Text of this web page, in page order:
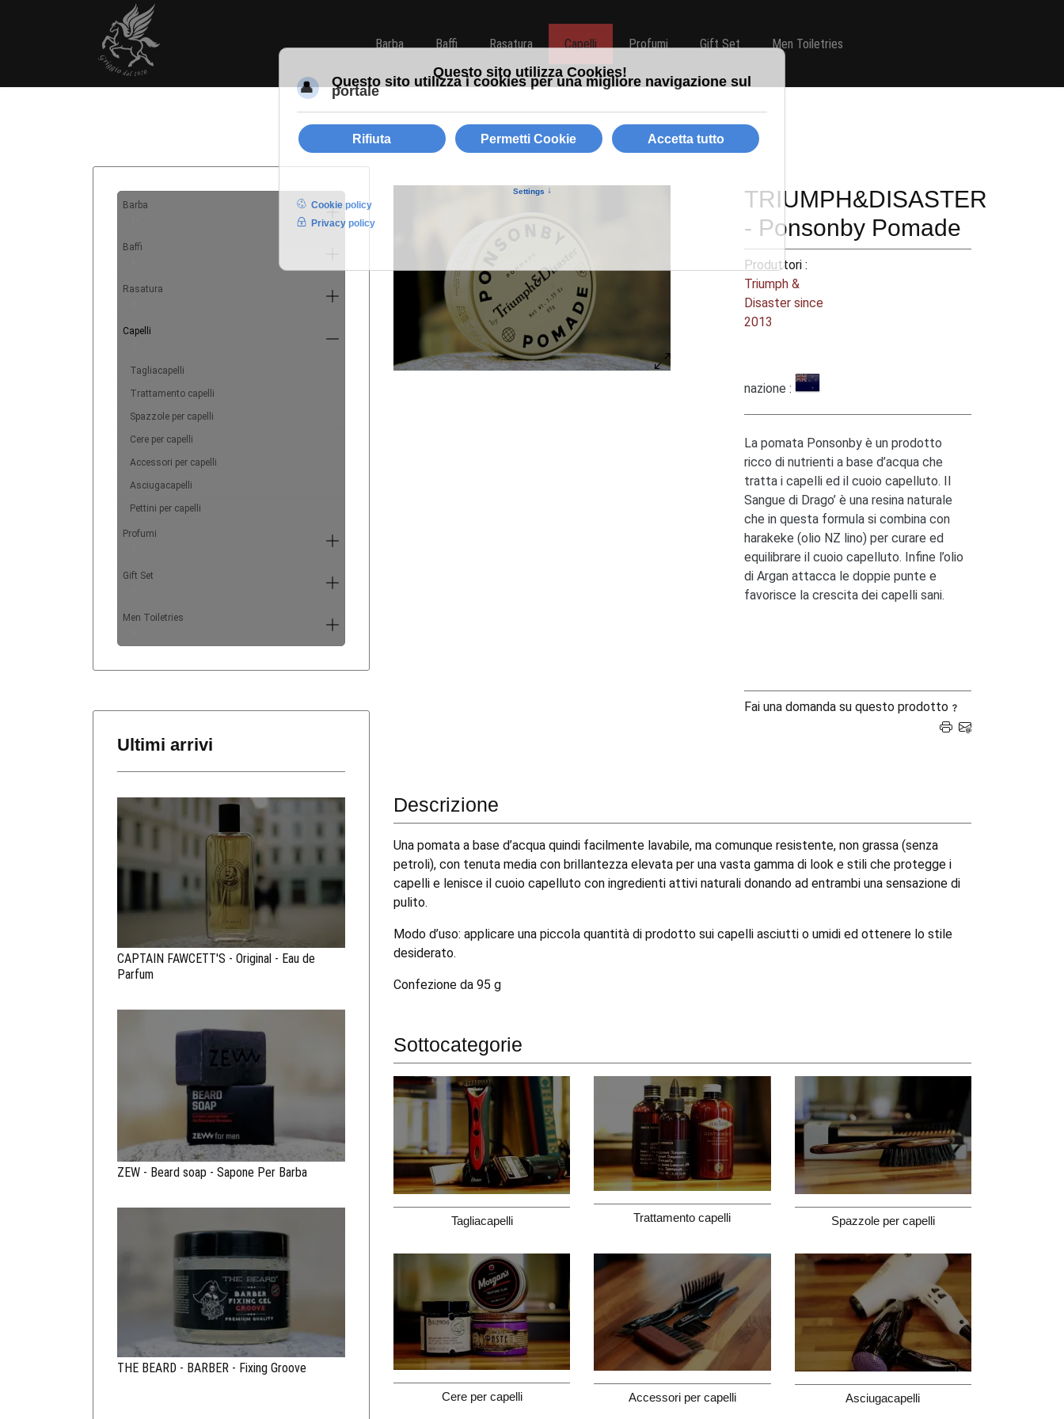
Barba Baffi Rasatura Capelli Profumi Gift Set Men Toiletries
Barba
Baffi
Rasatura
Capelli
Tagliacapelli
Trattamento capelli
Spazzole per capelli
Cere per capelli
Accessori per capelli
Asciugacapelli
Pettini per capelli
Profumi
Gift Set
Men Toiletries
Ultimi arrivi
CAPTAIN FAWCETT'S - Original - Eau de
Parfum
ZEW - Beard soap - Sapone Per Barba
THE BEARD - BARBER - Fixing Groove
TRIUMPH&DISASTER
- Ponsonby Pomade
Produttori :
Triumph &
Disaster since
2013
nazione :
La pomata Ponsonby è un prodotto
ricco di nutrienti a base d’acqua che
tratta i capelli ed il cuoio capelluto. Il
Sangue di Drago’ è una resina naturale
che in questa formula si combina con
harakeke (olio NZ lino) per curare ed
equilibrare il cuoio capelluto. Infine l’olio
di Argan attacca le doppie punte e
favorisce la crescita dei capelli sani.
Fai una domanda su questo prodotto
Descrizione
Una pomata a base d’acqua quindi facilmente lavabile, ma comunque resistente, non grassa (senza
petroli), con tenuta media con brillantezza elevata per una vasta gamma di look e stili che protegge i
capelli e lenisce il cuoio capelluto con ingredienti attivi naturali donando ad entrambi una sensazione di
pulito.
Modo d’uso: applicare una piccola quantità di prodotto sui capelli asciutti o umidi ed ottenere lo stile
desiderato.
Confezione da 95 g
Sottocategorie
Tagliacapelli Trattamento capelli Spazzole per capelli
Cere per capelli Accessori per capelli Asciugacapelli